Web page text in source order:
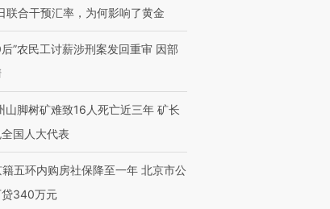
联合干预汇率，为何影响了黄金
”农民工讨薪涉刑案发回重审 因部
山脚树矿难致16人死亡近三年 矿长
国人大代表
五环内购房社保降至一年 北京市公
340万元